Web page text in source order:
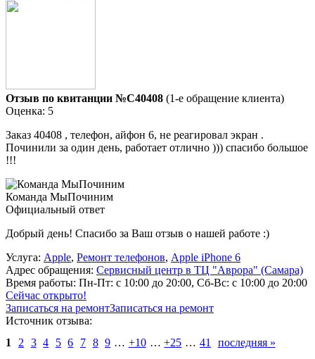
Отзыв по квитанции №C40408 (1-е обращение клиента)
Оценка: 5
Заказ 40408 , телефон, айфон 6, не реагировал экран .
Починили за один день, работает отлично ))) спасибо большое
!!!
Команда МыПочиним
Официальный ответ
Добрый день! Спасибо за Ваш отзыв о нашей работе :)
Услуга: Apple, Ремонт телефонов, Apple iPhone 6
Адрес обращения: Сервисный центр в ТЦ "Аврора" (Самара)
Время работы: Пн-Пт: с 10:00 до 20:00, Сб-Вс: с 10:00 до 20:00
Сейчас открыто!
Записаться на ремонтЗаписаться на ремонт
Источник отзыва:
1
2 3 4 5 6 7 8 9 … +10 … +25 … 41 последняя »